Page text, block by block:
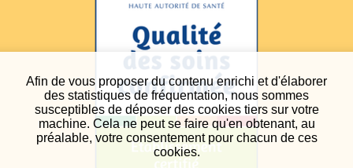
Afin de vous proposer du contenu enrichi et d'élaborer
des statistiques de fréquentation, nous sommes
susceptibles de déposer des cookies tiers sur votre
machine. Cela ne peut se faire qu'en obtenant, au
préalable, votre consentement pour chacun de ces
cookies.